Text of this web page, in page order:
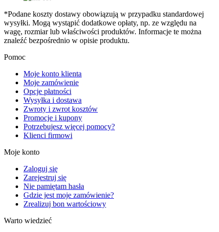
*Podane koszty dostawy obowiązują w przypadku standardowej
wysyłki. Mogą wystąpić dodatkowe opłaty, np. ze względu na
wagę, rozmiar lub właściwości produktów. Informacje te można
znaleźć bezpośrednio w opisie produktu.
Pomoc
Moje konto klienta
Moje zamówienie
Opcje płatności
Wysyłka i dostawa
Zwroty i zwrot kosztów
Promocje i kupony
Potrzebujesz więcej pomocy?
Klienci firmowi
Moje konto
Zaloguj się
Zarejestruj się
Nie pamiętam hasła
Gdzie jest moje zamówienie?
Zrealizuj bon wartościowy
Warto wiedzieć